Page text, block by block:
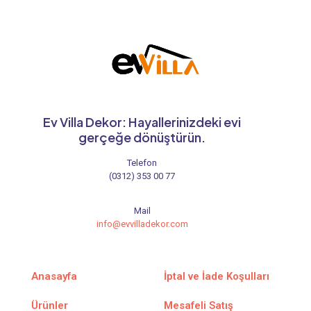
Ev Villa Dekor: Hayallerinizdeki evi
gerçeğe dönüştürün.
Telefon
(0312) 353 00 77
Mail
info@evvilladekor.com
Anasayfa
Ürünler
İptal ve İade Koşulları
Mesafeli Satış